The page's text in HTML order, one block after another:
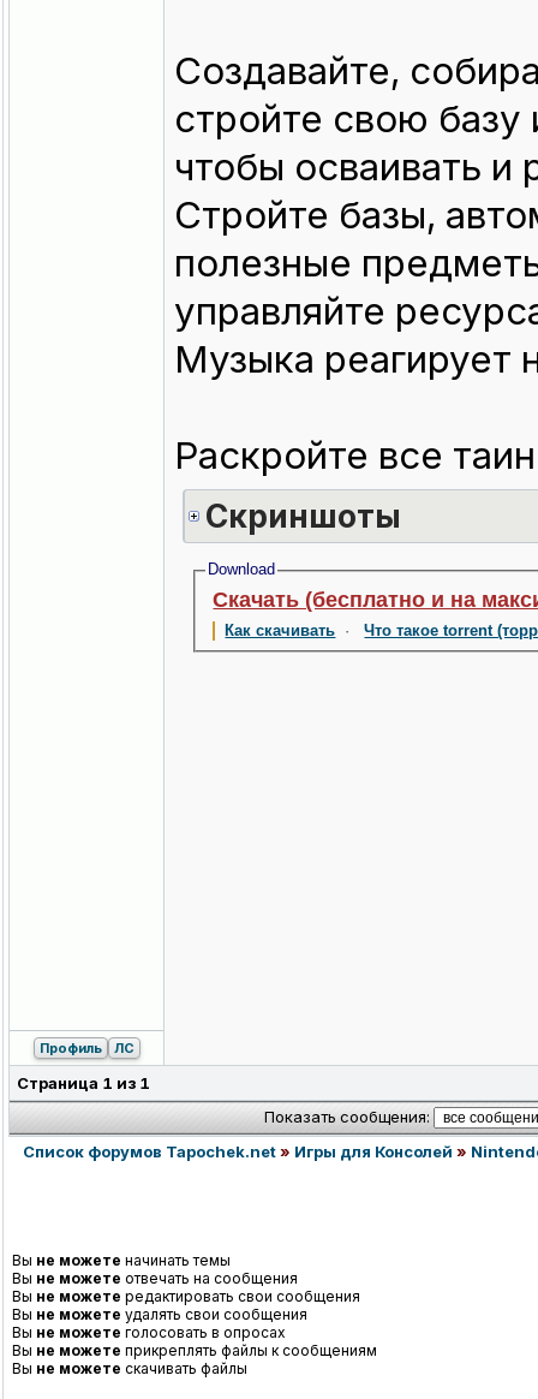
Создавайте,
стройте свою
чтобы осваивать и
Стройте базы,
полезные
управляйте
Музыка реагирует
Раскройте все
Скриншоты
Download
Скачать (бесплатно и на
Как скачивать ·Что такое torrent
Профиль ЛС
Страница 1 из 1
Показать сообщения:
Список форумов Tapochek.net» Игры для Консолей »
Вы не можете начинать темы
Вы не можете отвечать на сообщения
Вы не можете редактировать свои сообщения
Вы не можете удалять свои сообщения
Вы не можете голосовать в опросах
Вы не можете прикреплять файлы к сообщениям
Вы не можете скачивать файлы